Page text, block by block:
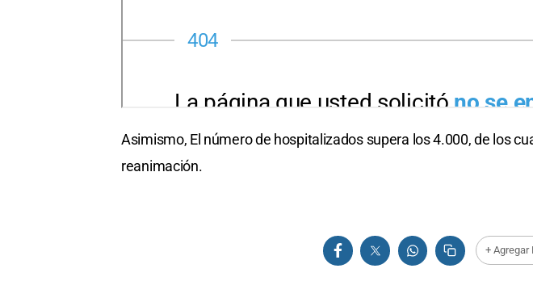
Asimismo, El número de hospitalizados supera los 4.000, de los
reanimación.
+ Agregar